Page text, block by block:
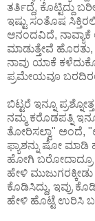
ತರ್ತಿದ್ದೆ, ಕೊಟ್ಟಿದ್ದು
ಇಷ್ಟು ಸಂತೊಷ
ಆನಂದವಿದೆ, ನಾವ್ಯಾಕೆ
ಮಾಡುತ್ತೇವೆ
ನಾವು ಯಾಕೆ
ಪ್ರಮೇಯವೂ
ಬಿಟ್ಟರೆ ಇನ್ನೂ
ನಮ್ಮ ಕರೊಡಪತ್ನಿ
ತೋರಿಸಲ್ವಾ" ಅಂದೆ,
ಫ್ಯಾಶನ್ನು ಷೋ ಮಾಡಿ
ಹೋಗಿ ಬರೋದಾದ್ರೂ
ಹೇಳಿ
ಕೊಡಿಸಿದ್ದು, ಇವ್ರು
ಹೇಳಿ ಹೊಟ್ಟೆ ಉರಿಸಿ